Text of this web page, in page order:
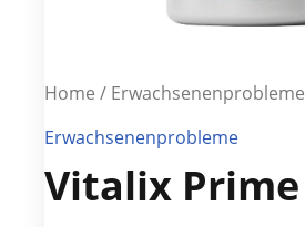
Home / Erwachsenenprobleme
Erwachsenenprobleme
Vitalix Prime